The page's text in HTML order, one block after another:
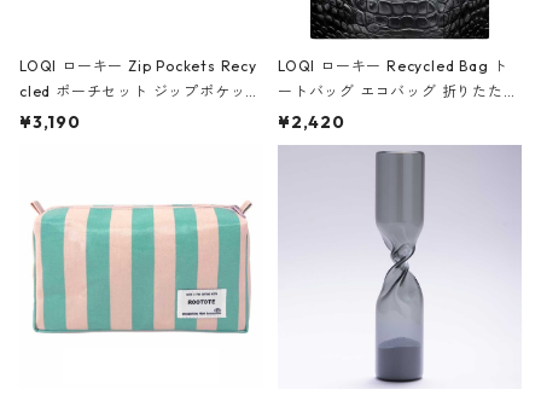
LOQI ローキー Zip Pockets Recy
cled ポーチセット ジップポケット
ファスナーポーチ 撥水加工 トラベ
ーガンディー、オフホワイト
¥3,190
LOQI ローキー Recycled Bag ト
ートバッグ エコバッグ 折りたたみ
大きめ 撥水加工 収納ポーチ CRO
CODILE/Black クロコダイル/ブラ
¥2,420